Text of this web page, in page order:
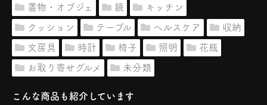
置物・オブジェ 鏡 キッチン
クッション テーブル ヘルスケア 収納
文房具 時計 椅子 照明 花瓶
お取り寄せグルメ 未分類
こんな商品も紹介しています